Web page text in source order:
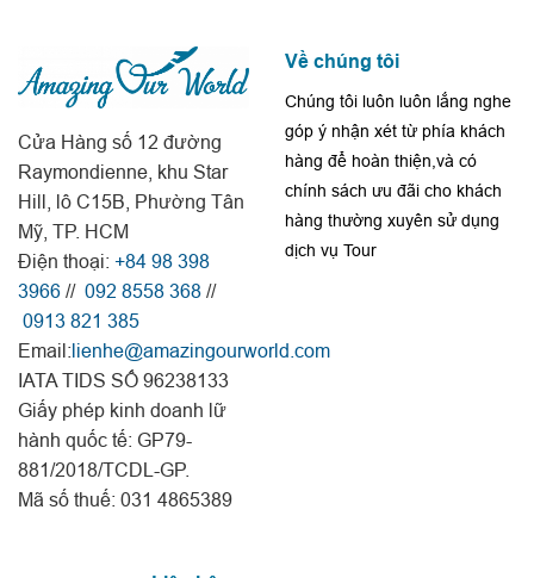
Cửa Hàng số 12 đường
Raymondienne, khu Star
Hill, lô C15B, Phường Tân
Mỹ, TP. HCM
Điện thoại: +84 98 398
3966 // 092 8558 368 //
0913 821 385
Email:lienhe@amazingourworld.com
IATA TIDS SỐ 96238133
Giấy phép kinh doanh lữ
hành quốc tế: GP79-
881/2018/TCDL-GP.
Mã số thuế: 031 4865389
Về chúng tôi
Chúng tôi luôn luôn lắng nghe
góp ý nhận xét từ phía khách
hàng để hoàn thiện,và có
chính sách ưu đãi cho khách
hàng thường xuyên sử dụng
dịch vụ Tour